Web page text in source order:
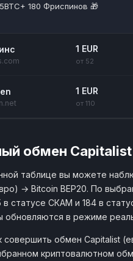
180 Фриспинов 🎁
1 EUR
от 52
1 EUR
от 110
обмен Capitalist
таблице вы можете
→ Bitcoin BEP20. По
статусе СКАМ и 184 в
обновляются в режиме
обмен Capitalist
криптовалютном